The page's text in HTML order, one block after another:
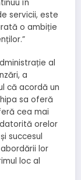
în
servicii, este
o ambiție
al
a
că acordă un
sa oferă
cea mai
orelor
succesul
lor
loc al